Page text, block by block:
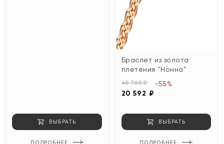
ВЫБРАТЬ
ПОДРОБНЕЕ
Браслет из золота
плетения "Нонна"
45 760 ₽
20 592 ₽
-55%
ВЫБРАТЬ
ПОДРОБНЕЕ